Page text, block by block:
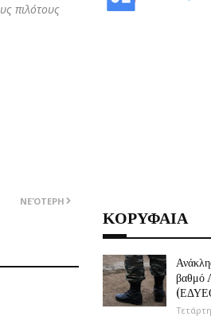
πιλότους
ΝΕΌΤΕΡΗ
ΚΟΡΥΦΑΙΑ
βαθμό